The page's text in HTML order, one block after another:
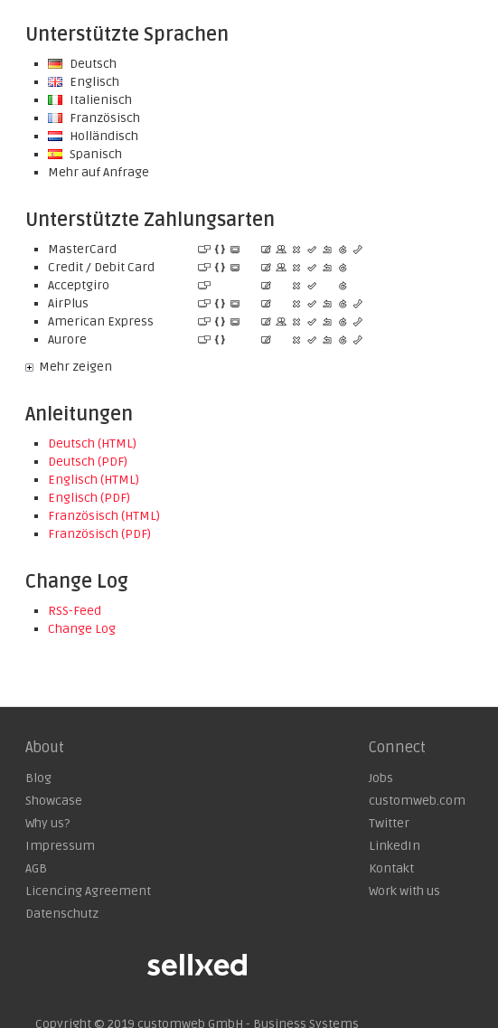
Unterstützte Sprachen
Deutsch
Englisch
Italienisch
Französisch
Holländisch
Spanisch
Mehr auf Anfrage
Unterstützte Zahlungsarten
MasterCard
Credit / Debit Card
Acceptgiro
AirPlus
American Express
Aurore
Mehr zeigen
Anleitungen
Deutsch (HTML)
Deutsch (PDF)
Englisch (HTML)
Englisch (PDF)
Französisch (HTML)
Französisch (PDF)
Change Log
RSS-Feed
Change Log
About
Blog
Showcase
Why us?
Impressum
AGB
Licencing Agreement
Datenschutz
Connect
Jobs
customweb.com
Twitter
LinkedIn
Kontakt
Work with us
Copyright © 2019 customweb GmbH - Business Systems